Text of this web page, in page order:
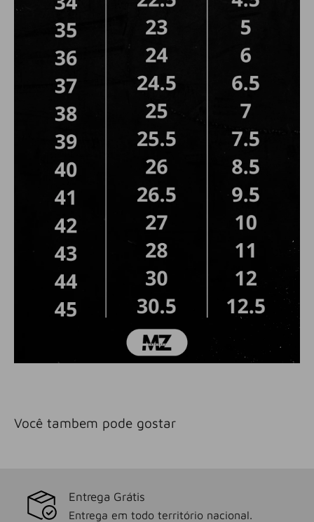
Você tambem pode gostar
Entrega Grátis
Entrega em todo território nacional.